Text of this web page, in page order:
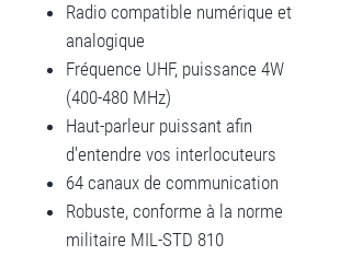
Radio compatible numérique et
analogique
Fréquence UHF, puissance 4W
(400-480 MHz)
Haut-parleur puissant afin
d'entendre vos interlocuteurs
64 canaux de communication
Robuste, conforme à la norme
militaire MIL-STD 810